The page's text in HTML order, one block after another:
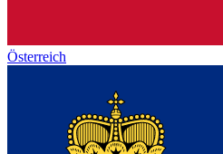
Österreich